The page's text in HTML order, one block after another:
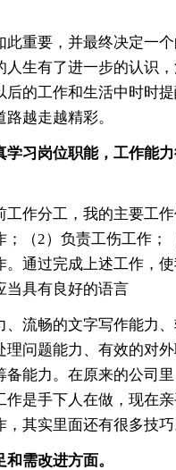
此重要，并最终决定一
人生有了进一步的认识
后的工作和生活中时时
越走越精彩。
学习岗位职能，工作能
工作分工，我的主要工
；（2）负责工伤工作；
。通过完成上述工作，
当具有良好的语言
、流畅的文字写作能力
理问题能力、有效的对
备能力。在原来的公司
作是手下人在做，现在
其实里面还有很多技巧
和需改进方面。